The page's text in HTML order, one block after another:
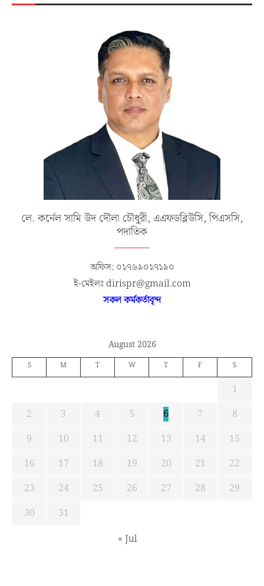
লে. কর্নেল সামি উদ দৌলা চৌধুরী, এএফডব্লিউসি, পিএসসি,
পদাতিক
অফিস: ০১৭৬৯০১৭১৯০
ই-মেইলঃ dirispr@gmail.com
সকল কর্মকর্তাবৃন্দ
August 2026
S M T W T F S
1
2
3 4 5 6 7
8
9
10 11 12 13 14
15
16
17 18 19 20 21
22
23
24 25 26 27 28
29
30
31
« Jul